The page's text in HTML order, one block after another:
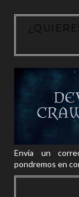
Envía un
pondremos en